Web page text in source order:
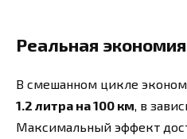
Реальная
В смешанном цикле
1.2 литра на 100 км, в
Максимальный эффект